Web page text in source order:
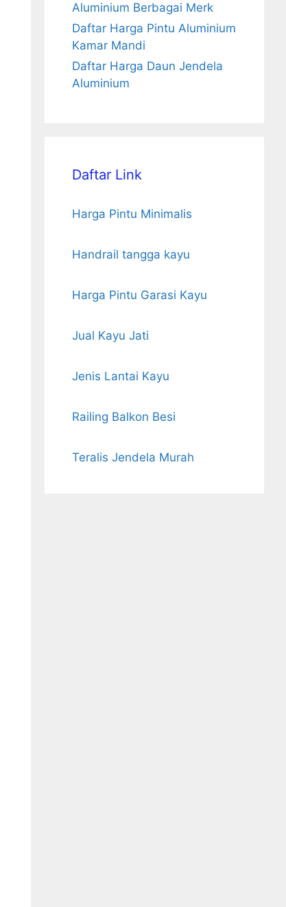
Aluminium Berbagai Merk
Daftar Harga Pintu Aluminium
Kamar Mandi
Daftar Harga Daun Jendela
Aluminium
Daftar Link
Harga Pintu Minimalis
Handrail tangga kayu
Harga Pintu Garasi Kayu
Jual Kayu Jati
Jenis Lantai Kayu
Railing Balkon Besi
Teralis Jendela Murah